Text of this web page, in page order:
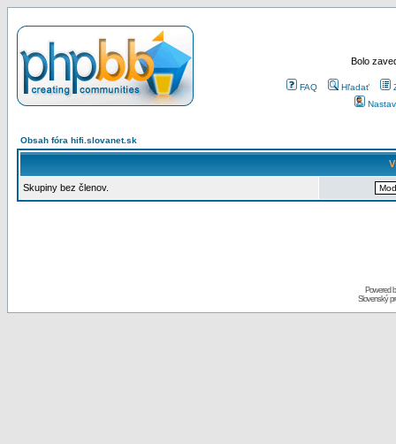
Bolo
FAQ Hľadať
Obsah fóra hifi.slovanet.sk
Skupiny bez členov.
Powered
Slovenský